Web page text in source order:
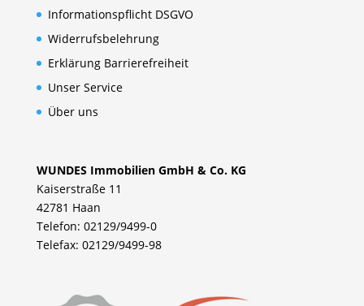
Informationspflicht DSGVO
Widerrufsbelehrung
Erklärung Barrierefreiheit
Unser Service
Über uns
WUNDES Immobilien GmbH & Co. KG
Kaiserstraße 11
42781 Haan
Telefon: 02129/9499-0
Telefax: 02129/9499-98